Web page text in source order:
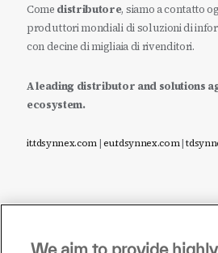
Come distributore, siamo a contatto
produttori mondiali di soluzioni di
con decine di migliaia di rivenditori.
A leading distributor and solutions
ecosystem.
it.tdsynnex.com|eu.tdsynnex.com|
Sei un rivenditore di tecnologia e